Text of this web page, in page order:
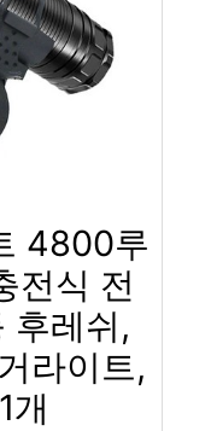
4800루
전식 전
후레쉬,
라이트,
개